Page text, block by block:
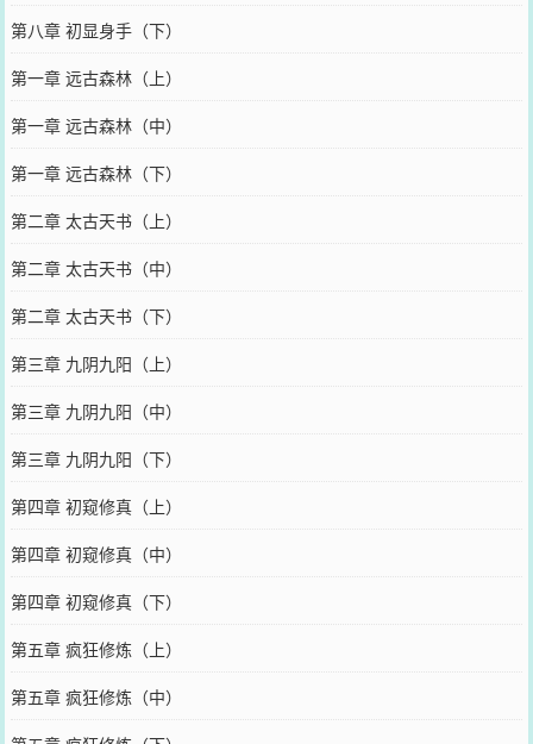
第八章 初显身手（下）
第一章 远古森林（上）
第一章 远古森林（中）
第一章 远古森林（下）
第二章 太古天书（上）
第二章 太古天书（中）
第二章 太古天书（下）
第三章 九阴九阳（上）
第三章 九阴九阳（中）
第三章 九阴九阳（下）
第四章 初窥修真（上）
第四章 初窥修真（中）
第四章 初窥修真（下）
第五章 疯狂修炼（上）
第五章 疯狂修炼（中）